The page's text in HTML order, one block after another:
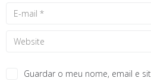
Guardar o meu nome, email e